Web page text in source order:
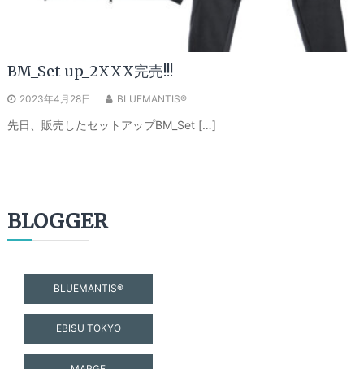
BM_Set up_2XXX完売!!!
2023年4月28日 BLUEMANTIS®
先日、販売したセットアップBM_Set […]
BLOGGER
BLUEMANTIS®
EBISU TOKYO